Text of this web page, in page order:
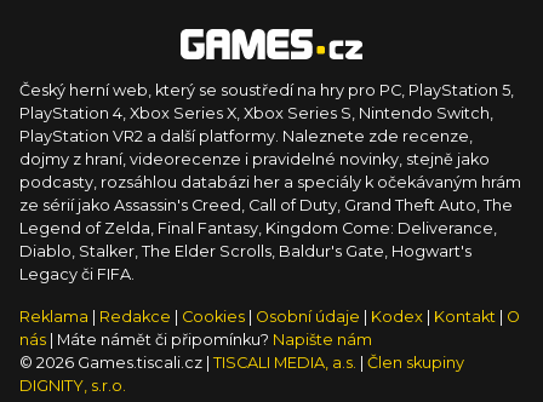
Český herní web, který se soustředí na hry pro PC, PlayStation 5,
PlayStation 4, Xbox Series X, Xbox Series S, Nintendo Switch,
PlayStation VR2 a další platformy. Naleznete zde recenze,
dojmy z hraní, videorecenze i pravidelné novinky, stejně jako
podcasty, rozsáhlou databázi her a speciály k očekávaným hrám
ze sérií jako Assassin's Creed, Call of Duty, Grand Theft Auto, The
Legend of Zelda, Final Fantasy, Kingdom Come: Deliverance,
Diablo, Stalker, The Elder Scrolls, Baldur's Gate, Hogwart's
Legacy či FIFA.
Reklama Redakce Cookies Osobní údaje Kodex Kontakt
O
nás
| Máte námět či připomínku? Napište nám
© 2026 Games.tiscali.cz | TISCALI MEDIA, a.s.
Člen skupiny
DIGNITY, s.r.o.